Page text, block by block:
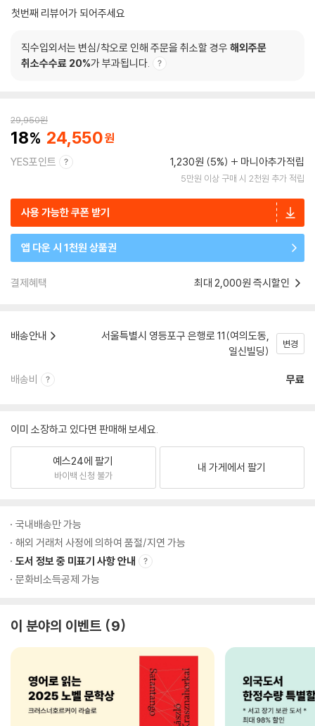
첫번째 리뷰어가 되어주세요
직수입외서는 변심/착오로 인해 주문을 취소할 경우 해외주문
취소수수료 20%가 부과됩니다.
29,950원
18 24,550
YES포인트 1,230원 (5%) 마니아추가적립
5만원 이상 구매 시 2천원 추가 적립
사용 가능한 쿠폰 받기
앱 다운 시 1천원 상품권
결제혜택 최대 2,000원 즉시할인
배송안내
서울특별시 영등포구 은행로 11(여의도동,
일신빌딩)
변경
배송비 무료
이미 소장하고 있다면 판매해 보세요.
예스24에 팔기
바이백 신청 불가
내 가게에서 팔기
국내배송만 가능
해외 거래처 사정에 의하여 품절/지연 가능
도서 정보 중 미표기 사항 안내
문화비소득공제 가능
이 분야의 이벤트 9